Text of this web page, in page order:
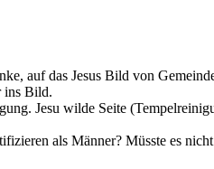
auf das Jesus Bild von
ins Bild.
Jesu wilde Seite
als Männer? Müsste es